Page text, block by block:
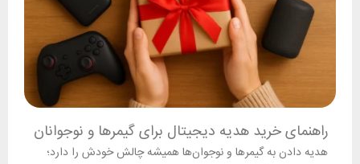
راهنمای خرید هدیه دیجیتال برای گیمرها و نوجوانان
هدیه دادن به گیمرها و نوجوان‌ها همیشه چالش خودش را دارد؛